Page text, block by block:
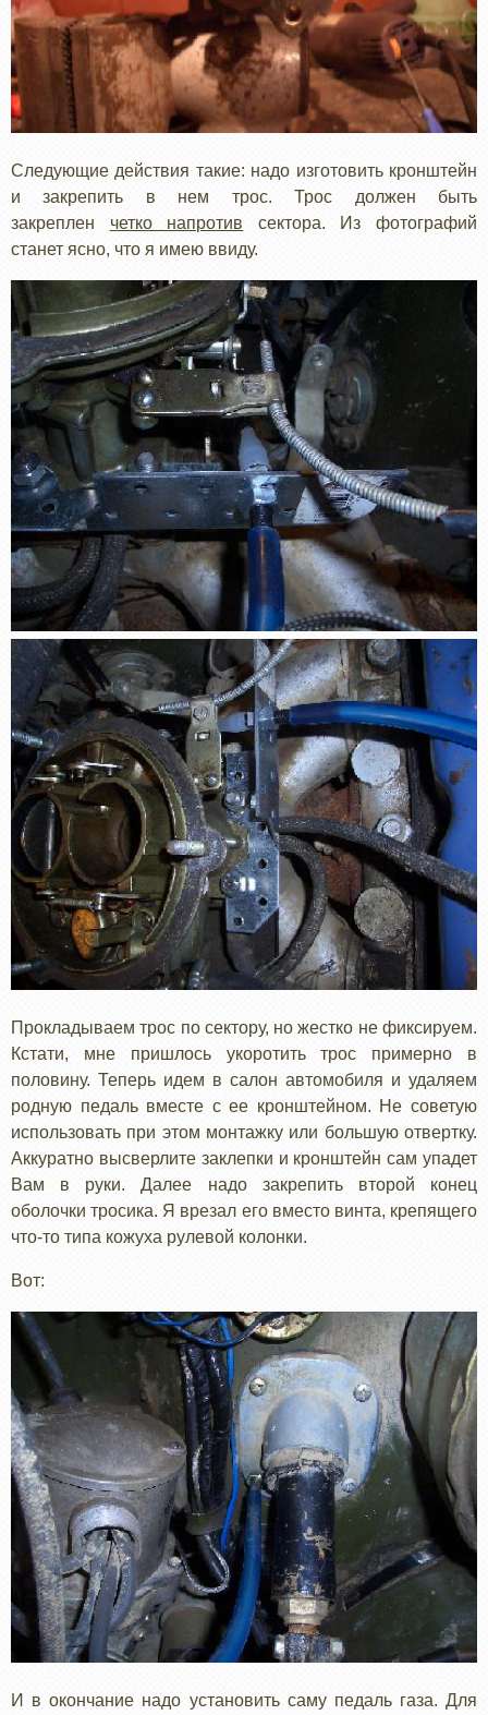
Следующие действия такие: надо изготовить кронштейн
и закрепить в нем трос. Трос должен быть
закреплен четко напротив сектора. Из фотографий
станет ясно, что я имею ввиду.
Прокладываем трос по сектору, но жестко не фиксируем.
Кстати, мне пришлось укоротить трос примерно в
половину. Теперь идем в салон автомобиля и удаляем
родную педаль вместе с ее кронштейном. Не советую
использовать при этом монтажку или большую отвертку.
Аккуратно высверлите заклепки и кронштейн сам упадет
Вам в руки. Далее надо закрепить второй конец
оболочки тросика. Я врезал его вместо винта, крепящего
что-то типа кожуха рулевой колонки.
Вот:
И в окончание надо установить саму педаль газа. Для